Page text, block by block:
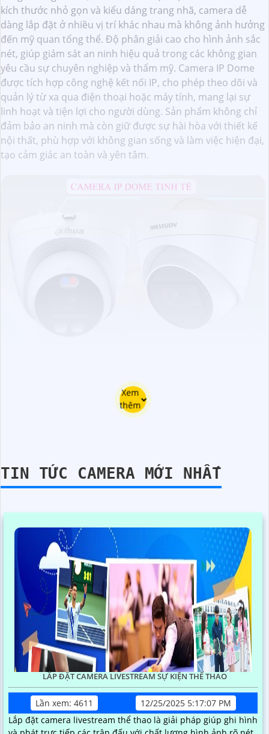
kích thước nhỏ gọn và kiểu dáng trang nhã, camera dễ
dàng lắp đặt ở nhiều vị trí khác nhau mà không ảnh hưởng
đến mỹ quan tổng thể. Độ phân giải cao cho hình ảnh sắc
nét, giúp giám sát an ninh hiệu quả trong các không gian
yêu cầu sự chuyên nghiệp và thẩm mỹ. Camera IP Dome
được tích hợp công nghệ kết nối IP, cho phép theo dõi và
quản lý từ xa qua điện thoại hoặc máy tính, mang lại sự
linh hoạt và tiện lợi cho người dùng. Sản phẩm không chỉ
đảm bảo an ninh mà còn giữ được sự hài hòa với thiết kế
nội thất, phù hợp với không gian sống và làm việc hiện đại,
tạo cảm giác an toàn và yên tâm.
Xem
thêm
TIN TỨC CAMERA MỚI NHẤT
LẮP ĐẶT CAMERA LIVESTREAM SỰ KIỆN THỂ THAO
Lần xem: 4611
12/25/2025 5:17:07 PM
Lắp đặt camera livestream thể thao là giải pháp giúp ghi hình